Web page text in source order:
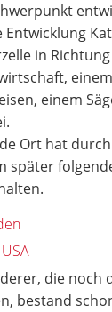
Entwicklung
in
einem
Ort hat
später
die noch
bestand